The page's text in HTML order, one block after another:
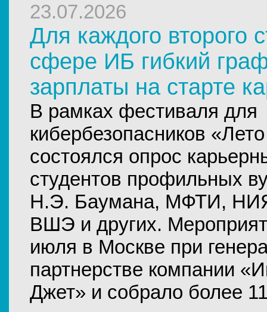
23.07.2026
Для каждого второго
сфере ИБ гибкий
зарплаты на старте
В рамках фестиваля для
кибербезопасников
состоялся опрос
студентов профильных
Н.Э. Баумана, МФТИ,
ВШЭ и других.
июля в Москве при
партнерстве компании
Джет» и собрало более